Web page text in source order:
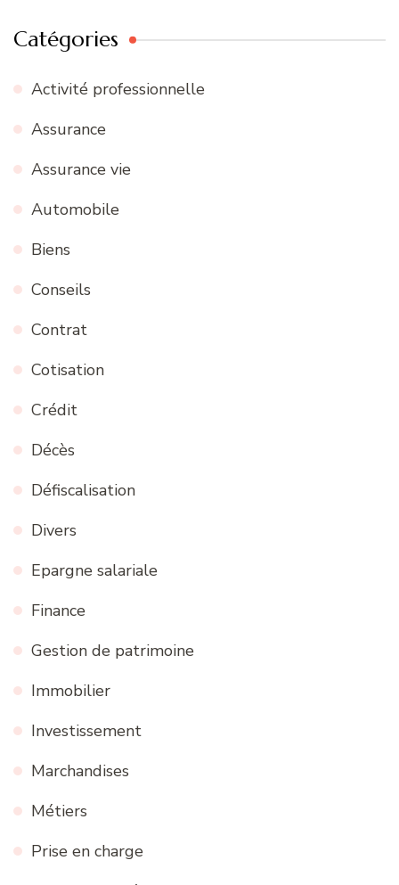
Catégories
Activité professionnelle
Assurance
Assurance vie
Automobile
Biens
Conseils
Contrat
Cotisation
Crédit
Décès
Défiscalisation
Divers
Epargne salariale
Finance
Gestion de patrimoine
Immobilier
Investissement
Marchandises
Métiers
Prise en charge